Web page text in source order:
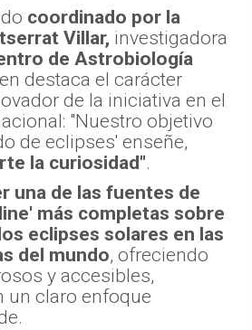
coordinado por la
Villar, investigadora
de Astrobiología
destaca el carácter
de la iniciativa en el
"Nuestro objetivo
de eclipses' enseñe,
la curiosidad".
una de las fuentes de
más completas sobre
eclipses solares en las
del mundo, ofreciendo
y accesibles,
un claro enfoque